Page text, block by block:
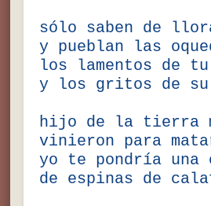
sólo saben de
y pueblan las
los lamentos de
y los gritos de su
hijo de la tierra
vinieron para
yo te pondría una
de espinas de